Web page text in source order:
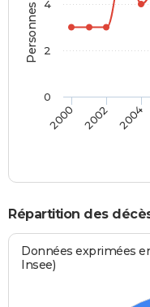
2000 2002 2004
0
2
4
Répartition des
Données exprimées
Insee)